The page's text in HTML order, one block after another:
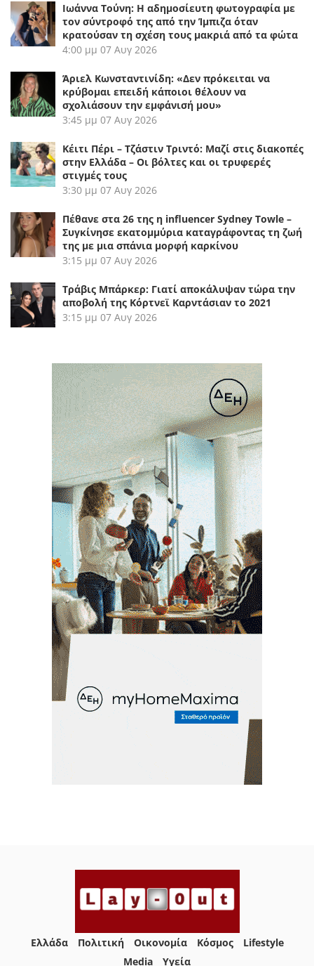
Ιωάννα Τούνη: Η αδημοσίευτη φωτογραφία με
τον σύντροφό της από την Ίμπιζα όταν
κρατούσαν τη σχέση τους μακριά από τα φώτα
4:00 μμ 07 Αυγ 2026
Άριελ Κωνσταντινίδη: «Δεν πρόκειται να
κρύβομαι επειδή κάποιοι θέλουν να
σχολιάσουν την εμφάνισή μου»
3:45 μμ 07 Αυγ 2026
Κέιτι Πέρι – Τζάστιν Τριντό: Μαζί στις διακοπές
στην Ελλάδα – Οι βόλτες και οι τρυφερές
στιγμές τους
3:30 μμ 07 Αυγ 2026
Πέθανε στα 26 της η influencer Sydney Towle –
Συγκίνησε εκατομμύρια καταγράφοντας τη ζωή
της με μια σπάνια μορφή καρκίνου
3:15 μμ 07 Αυγ 2026
Τράβις Μπάρκερ: Γιατί αποκάλυψαν τώρα την
αποβολή της Κόρτνεϊ Καρντάσιαν το 2021
3:15 μμ 07 Αυγ 2026
Ελλάδα Πολιτική Οικονομία Κόσμος
Lifestyle
Media
Yγεία